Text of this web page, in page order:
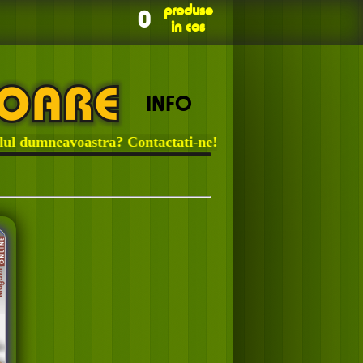
0
produse
in cos
INFO
Contactati-ne!